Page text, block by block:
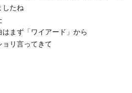
したね
まず「ワイアード」から
リ言ってきて